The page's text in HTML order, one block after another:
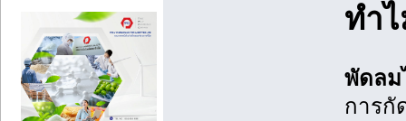
ทำ
พัดลม
การกั